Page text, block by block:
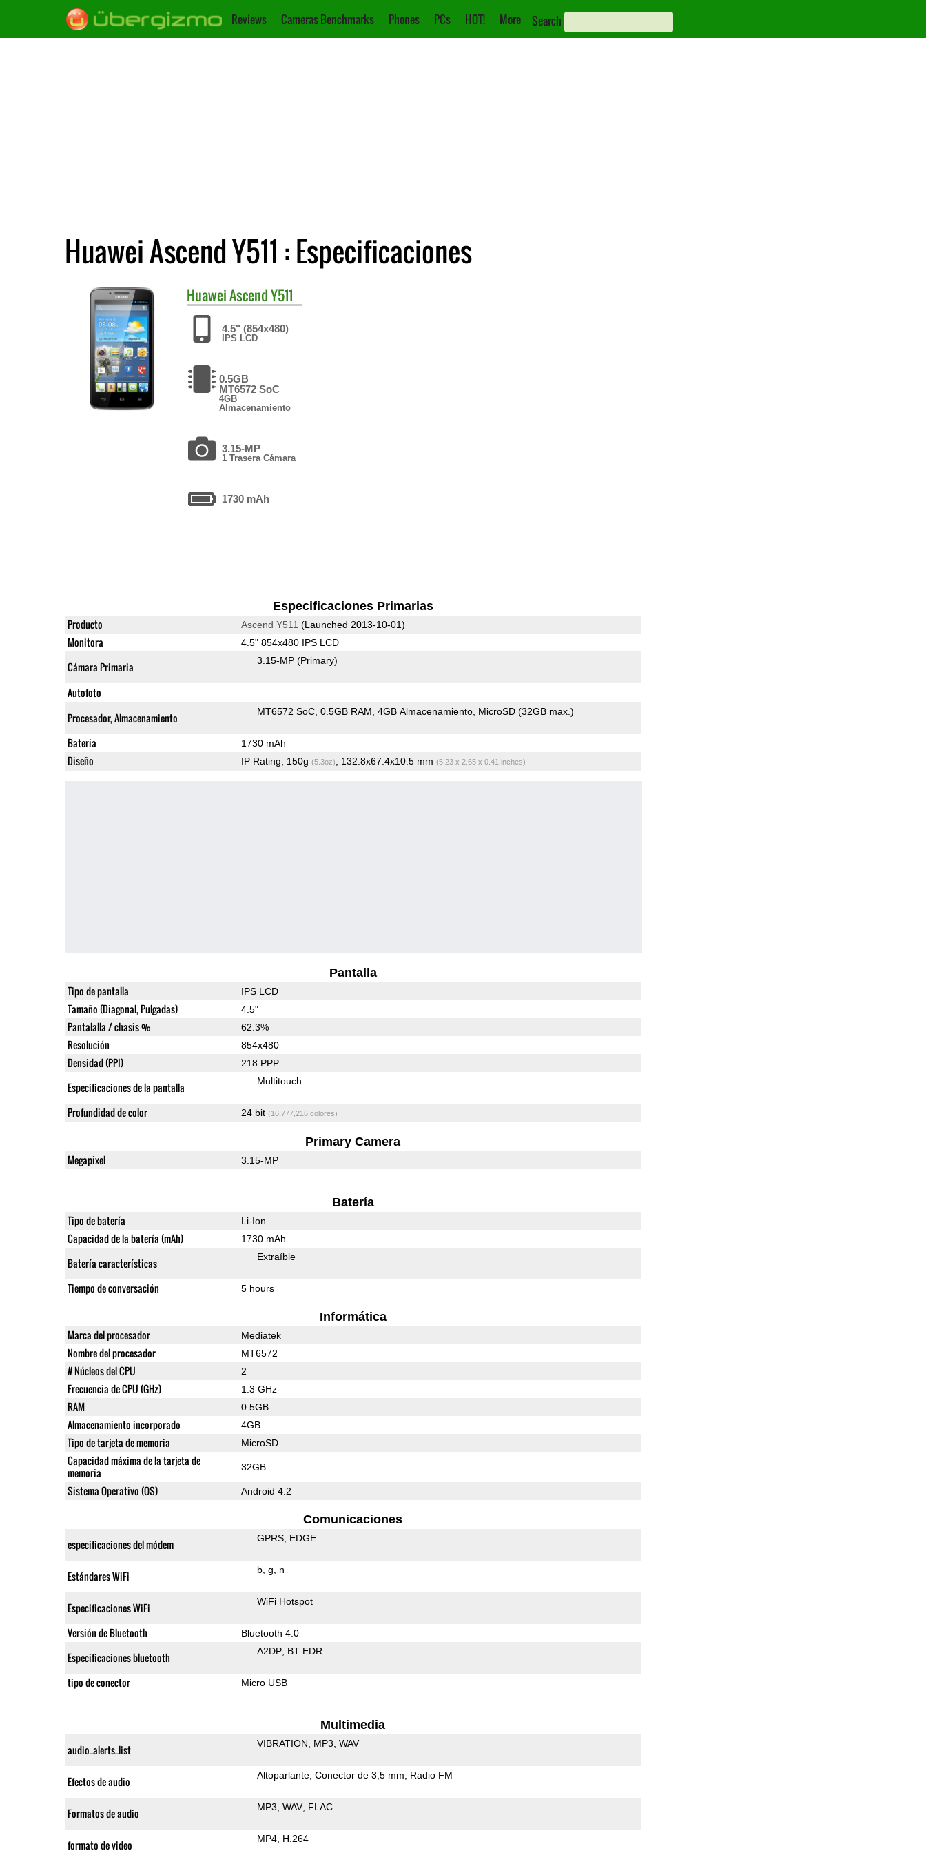
Reviews Cameras Benchmarks Phones PCs HOT! More Search
Huawei Ascend Y511 : Especificaciones
HuaweiAscend Y511
4.5" (854x480)
IPS LCD
0.5GB
MT6572 SoC
4GB
Almacenamiento
3.15-MP
1 Trasera Cámara
1730 mAh
Especificaciones Primarias
Producto Ascend Y511 (Launched 2013-10-01)
Monitora 4.5" 854x480 IPS LCD
Cámara Primaria 3.15-MP (Primary)
Autofoto
Procesador, Almacenamiento
MT6572 SoC 0.5GB RAM 4GB Almacenamiento MicroSD (32GB max.)
Bateria 1730 mAh
Diseño IP Rating, 150g (5.3oz) , 132.8x67.4x10.5 mm (5.23 x 2.65 x 0.41 inches)
Pantalla
Tipo de pantalla IPS LCD
Tamaño (Diagonal, Pulgadas) 4.5"
Pantalalla / chasis % 62.3%
Resolución 854x480
Densidad (PPI) 218 PPP
Especificaciones de la pantalla Multitouch
Profundidad de color 24 bit (16,777,216 colores)
Primary Camera
Megapixel 3.15-MP
Batería
Tipo de batería Li-Ion
Capacidad de la batería (mAh) 1730 mAh
Batería características Extraíble
Tiempo de conversación 5 hours
Informática
Marca del procesador Mediatek
Nombre del procesador MT6572
# Núcleos del CPU 2
Frecuencia de CPU (GHz) 1.3 GHz
RAM 0.5GB
Almacenamiento incorporado 4GB
Tipo de tarjeta de memoria MicroSD
Capacidad máxima de la tarjeta de
memoria
32GB
Sistema Operativo (OS) Android 4.2
Comunicaciones
especificaciones del módem GPRS EDGE
Estándares WiFi b g n
Especificaciones WiFi WiFi Hotspot
Versión de Bluetooth Bluetooth 4.0
Especificaciones bluetooth A2DP BT EDR
tipo de conector Micro USB
Multimedia
audio_alerts_list VIBRATION MP3 WAV
Efectos de audio Altoparlante Conector de 3,5 mm Radio FM
Formatos de audio MP3 WAV FLAC
formato de video MP4 H.264